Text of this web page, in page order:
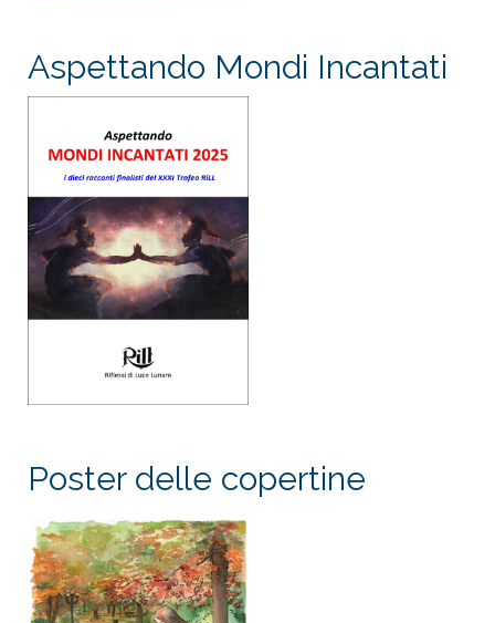
Aspettando Mondi Incantati
Poster delle copertine